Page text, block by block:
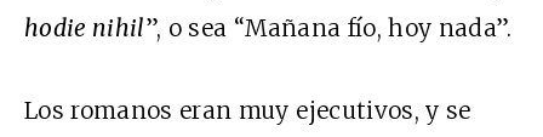
hodie nihil”, o sea “Mañana fío, hoy nada”.
Los romanos eran muy ejecutivos, y se